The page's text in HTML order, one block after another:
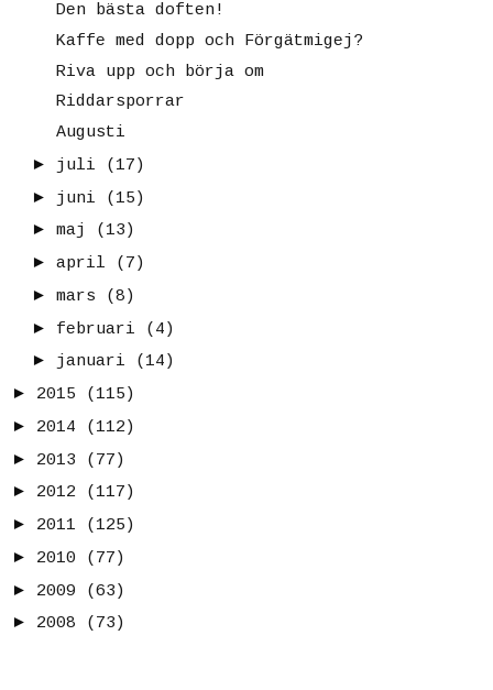
Den bästa doften!
Kaffe med dopp och Förgätmigej?
Riva upp och börja om
Riddarsporrar
Augusti
► juli
(17)
► juni
(15)
► maj
(13)
► april
(7)
► mars
(8)
► februari
(4)
► januari
(14)
► 2015
(115)
► 2014
(112)
► 2013
(77)
► 2012
(117)
► 2011
(125)
► 2010
(77)
► 2009
(63)
► 2008 (73)